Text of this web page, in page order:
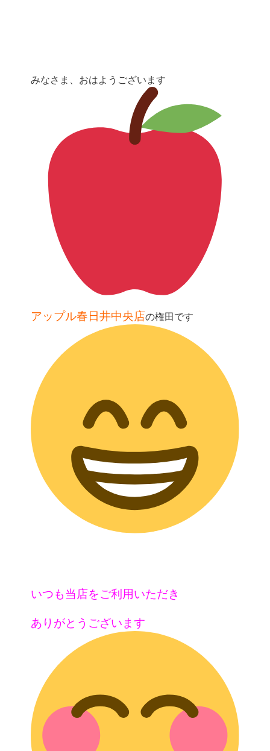
みなさま、おはようございます
アップル春日井中央店の権田です
いつも当店をご利用いただき
ありがとうございます